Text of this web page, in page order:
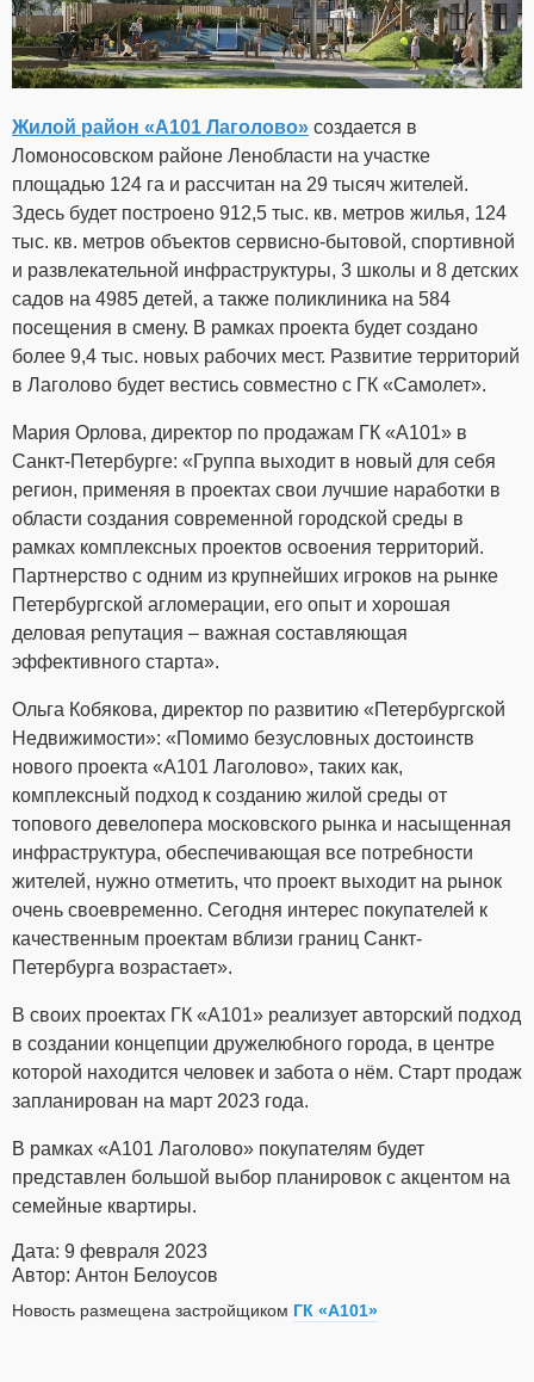
Жилой район «А101 Лаголово» создается в
Ломоносовском районе Ленобласти на участке
площадью 124 га и рассчитан на 29 тысяч жителей.
Здесь будет построено 912,5 тыс. кв. метров жилья, 124
тыс. кв. метров объектов сервисно-бытовой, спортивной
и развлекательной инфраструктуры, 3 школы и 8 детских
садов на 4985 детей, а также поликлиника на 584
посещения в смену. В рамках проекта будет создано
более 9,4 тыс. новых рабочих мест. Развитие территорий
в Лаголово будет вестись совместно с ГК «Самолет».
Мария Орлова, директор по продажам ГК «А101» в
Санкт-Петербурге: «Группа выходит в новый для себя
регион, применяя в проектах свои лучшие наработки в
области создания современной городской среды в
рамках комплексных проектов освоения территорий.
Партнерство с одним из крупнейших игроков на рынке
Петербургской агломерации, его опыт и хорошая
деловая репутация – важная составляющая
эффективного старта».
Ольга Кобякова, директор по развитию «Петербургской
Недвижимости»: «Помимо безусловных достоинств
нового проекта «А101 Лаголово», таких как,
комплексный подход к созданию жилой среды от
топового девелопера московского рынка и насыщенная
инфраструктура, обеспечивающая все потребности
жителей, нужно отметить, что проект выходит на рынок
очень своевременно. Сегодня интерес покупателей к
качественным проектам вблизи границ Санкт-
Петербурга возрастает».
В своих проектах ГК «А101» реализует авторский подход
в создании концепции дружелюбного города, в центре
которой находится человек и забота о нём. Старт продаж
запланирован на март 2023 года.
В рамках «А101 Лаголово» покупателям будет
представлен большой выбор планировок с акцентом на
семейные квартиры.
Дата: 9 февраля 2023
Автор: Антон Белоусов
Новость размещена застройщиком ГК «А101»